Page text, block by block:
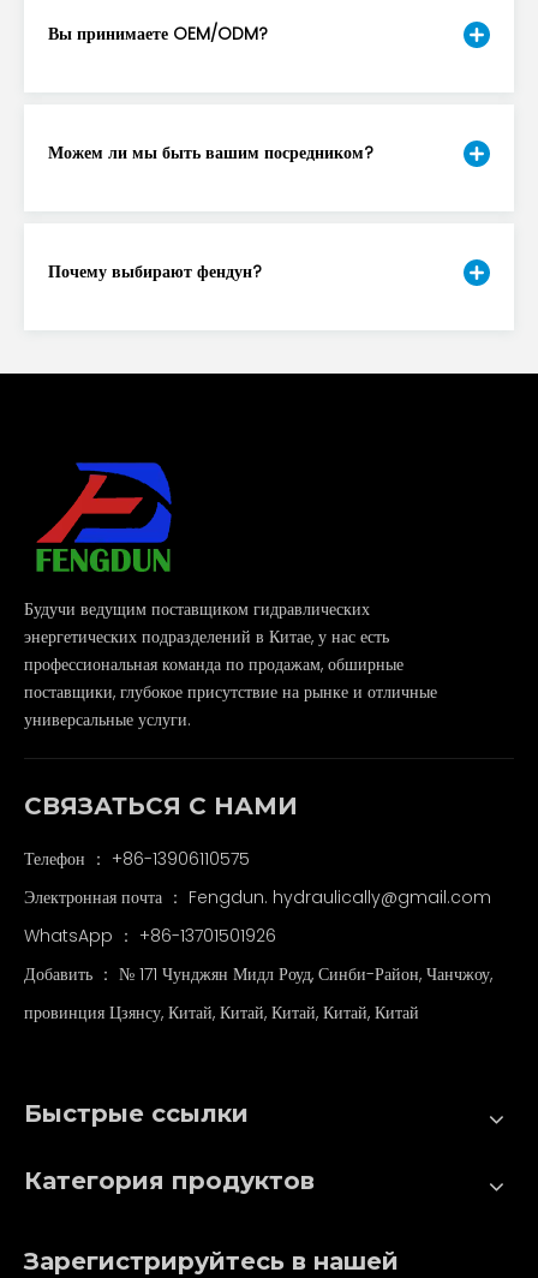
Вы принимаете OEM/ODM?
Можем ли мы быть вашим посредником?
Почему выбирают фендун?
Будучи ведущим поставщиком гидравлических
энергетических подразделений в Китае, у нас есть
профессиональная команда по продажам, обширные
поставщики, глубокое присутствие на рынке и отличные
универсальные услуги.
СВЯЗАТЬСЯ С НАМИ
Телефон ： +86-13906110575
Электронная почта ： Fengdun. hydraulically@gmail.com
WhatsApp ： +86-13701501926
Добавить ： № 171 Чунджян Мидл Роуд, Синби-Район, Чанчжоу,
провинция Цзянсу, Китай, Китай, Китай, Китай, Китай
Быстрые ссылки
Категория продуктов
Зарегистрируйтесь в нашей